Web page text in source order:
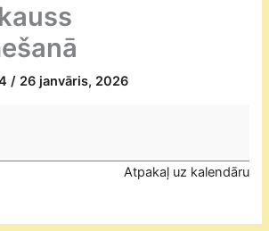
/ 26 janvāris, 2026
Atpakaļ uz kalendāru